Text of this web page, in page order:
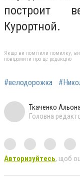
построит
Курортной.
Якщо ви помітили помилку,
повідомити про це редакцію
#велодорожка
Ткаченко Альона
Головна
Авторизуйтесь, щоб